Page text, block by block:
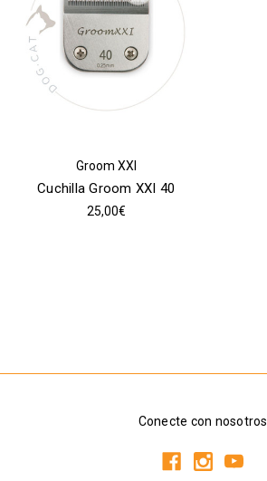
Groom XXI
Cuchilla Groom XXI 40
25,00€
Conecte con nosotros